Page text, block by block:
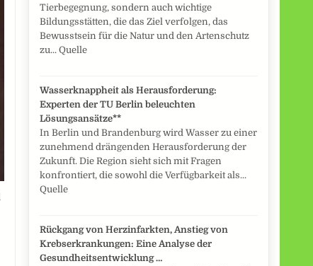
Tierbegegnung, sondern auch wichtige
Bildungsstätten, die das Ziel verfolgen, das
Bewusstsein für die Natur und den Artenschutz
zu... Quelle
Wasserknappheit als Herausforderung:
Experten der TU Berlin beleuchten
Lösungsansätze**
In Berlin und Brandenburg wird Wasser zu einer
zunehmend drängenden Herausforderung der
Zukunft. Die Region sieht sich mit Fragen
konfrontiert, die sowohl die Verfügbarkeit als...
Quelle
Rückgang von Herzinfarkten, Anstieg von
Krebserkrankungen: Eine Analyse der
Gesundheitsentwicklung …